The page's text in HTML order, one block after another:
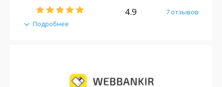
Подробнее
4.9 7 отзывов